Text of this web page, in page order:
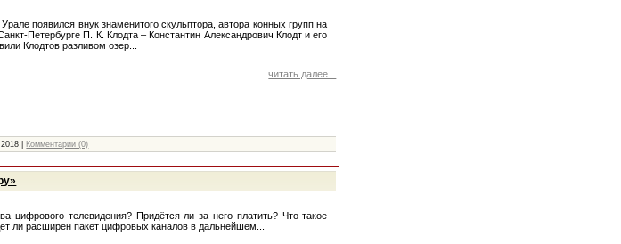
появился внук знаменитого скульптора, автора конных групп на
Петербурге П. К. Клодта – Константин Александрович Клодт и его
Клодтов разливом озер...
читать далее...
Комментарии (0)
цифрового телевидения? Придётся ли за него платить? Что такое
ли расширен пакет цифровых каналов в дальнейшем...